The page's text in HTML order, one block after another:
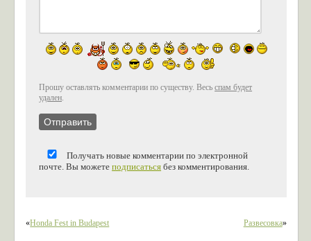
Прошу оставлять комментарии по существу. Весьспам будет
удален
Получать новые комментарии по электронной
почте. Вы можетеподписаться без комментирования.
«Honda Fest in Budapest Развесовка»